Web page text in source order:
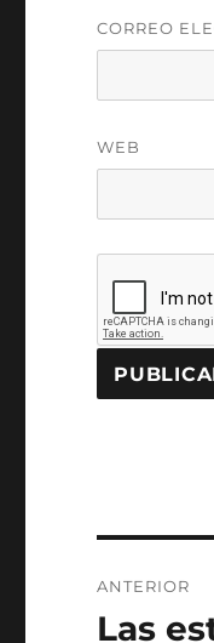
CORREO
WEB
de
ANTERIOR
Entrada
Las